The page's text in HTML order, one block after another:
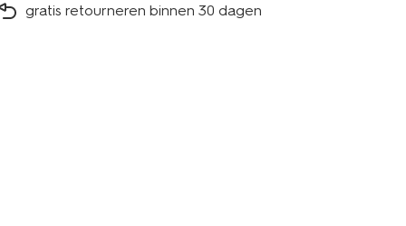
gratis retourneren binnen 30 dagen